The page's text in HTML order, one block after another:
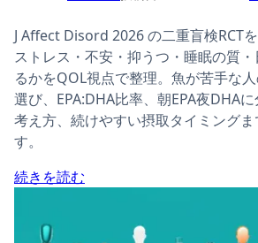
J Affect Disord 2026 の二重盲検RCT
ストレス・不安・抑うつ・睡眠の質
るかをQOL視点で整理。魚が苦手な
選び、EPA:DHA比率、朝EPA夜DHA
考え方、続けやすい摂取タイミング
す。
続きを読む